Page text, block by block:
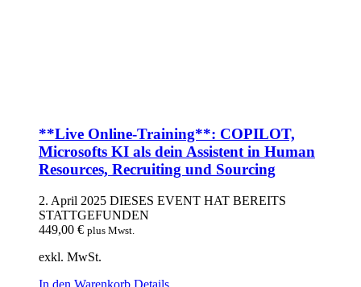
**Live Online-Training**: COPILOT,
Microsofts KI als dein Assistent in Human
Resources, Recruiting und Sourcing
2. April 2025 DIESES EVENT HAT BEREITS
STATTGEFUNDEN
449,00 € plus Mwst.
exkl. MwSt.
In den Warenkorb Details